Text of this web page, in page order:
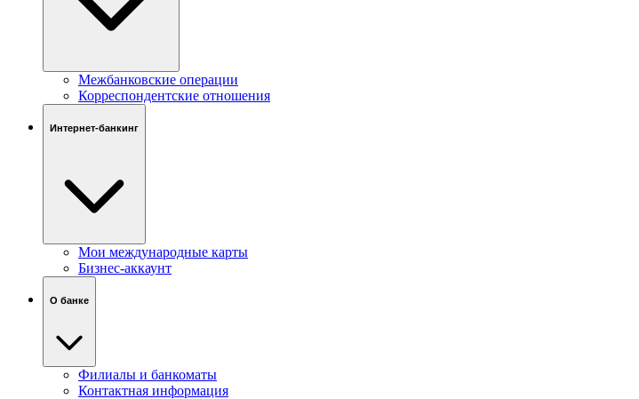
Межбанковские операции
Корреспондентские отношения
Интернет-банкинг
Мои международные карты
Бизнес-аккаунт
О банке
Филиалы и банкоматы
Контактная информация